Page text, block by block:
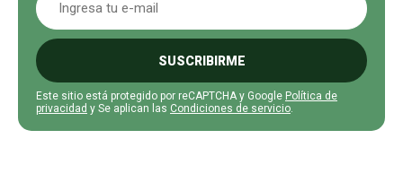
SUSCRIBIRME
Este sitio está protegido por reCAPTCHA y Google Política de
privacidad y Se aplican las Condiciones de servicio.